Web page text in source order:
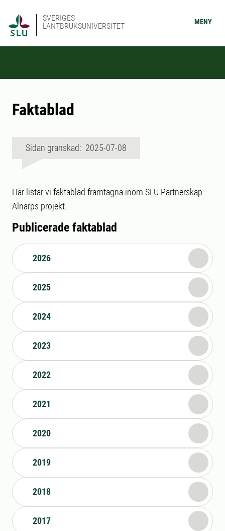
SVERIGES
LANTBRUKSUNIVERSITET
MENY
Faktablad
Sidan granskad: 2025-07-08
Här listar vi faktablad framtagna inom SLU Partnerskap
Alnarps projekt.
Publicerade faktablad
2026
2025
2024
2023
2022
2021
2020
2019
2018
2017